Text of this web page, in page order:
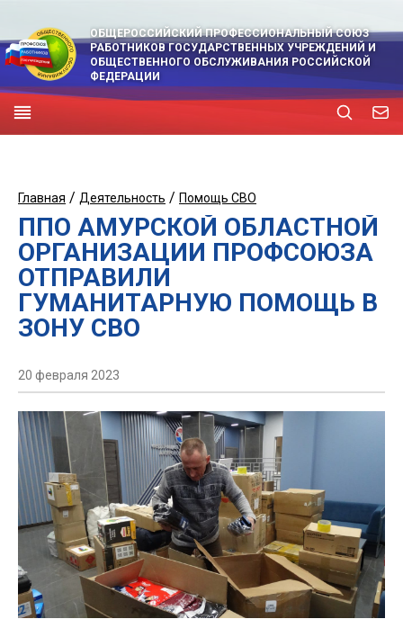
ОБЩЕРОССИЙСКИЙ ПРОФЕССИОНАЛЬНЫЙ СОЮЗ
РАБОТНИКОВ ГОСУДАРСТВЕННЫХ УЧРЕЖДЕНИЙ И
ОБЩЕСТВЕННОГО ОБСЛУЖИВАНИЯ РОССИЙСКОЙ
ФЕДЕРАЦИИ
Главная / Деятельность / Помощь СВО
ППО АМУРСКОЙ ОБЛАСТНОЙ
ОРГАНИЗАЦИИ ПРОФСОЮЗА
ОТПРАВИЛИ
ГУМАНИТАРНУЮ ПОМОЩЬ В
ЗОНУ СВО
20 февраля 2023